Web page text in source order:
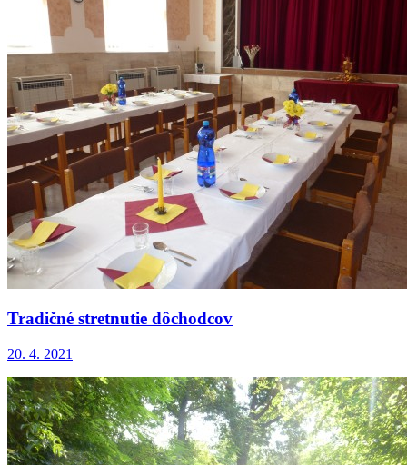
Tradičné stretnutie dôchodcov
20. 4. 2021